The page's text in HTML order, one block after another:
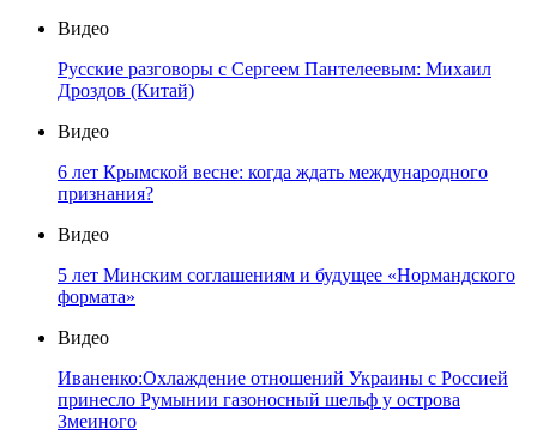
Видео
Русские разговоры с Сергеем Пантелеевым: Михаил
Дроздов (Китай)
Видео
6 лет Крымской весне: когда ждать международного
признания?
Видео
5 лет Минским соглашениям и будущее «Нормандского
формата»
Видео
Иваненко:Охлаждение отношений Украины с Россией
принесло Румынии газоносный шельф у острова
Змеиного